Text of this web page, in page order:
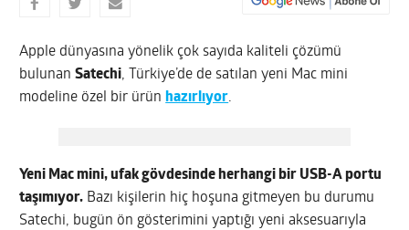
Apple dünyasına yönelik çok sayıda kaliteli çözümü
bulunanSatechi, Türkiye’de de satılan yeni Mac mini
modeline özel bir ürün hazırlıyor.
Yeni Mac mini, ufak gövdesinde herhangi bir USB-A portu
taşımıyor. Bazı kişilerin hiç hoşuna gitmeyen bu durumu
Satechi, bugün ön gösterimini yaptığı yeni aksesuarıyla